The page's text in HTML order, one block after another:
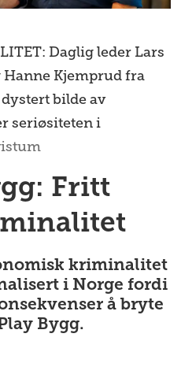
Daglig leder Lars
Kjemprud fra
bilde av
seriøsiteten i
Fritt
kriminalitet
i Norge fordi
å bryte
Bygg.